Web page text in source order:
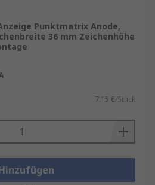
Punktmatrix Anode,
36 mm Zeichenhöhe
7,15 €/Stück